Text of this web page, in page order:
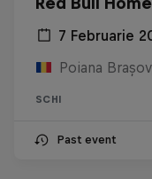
7 Februarie
Poiana
SCHI
Past event